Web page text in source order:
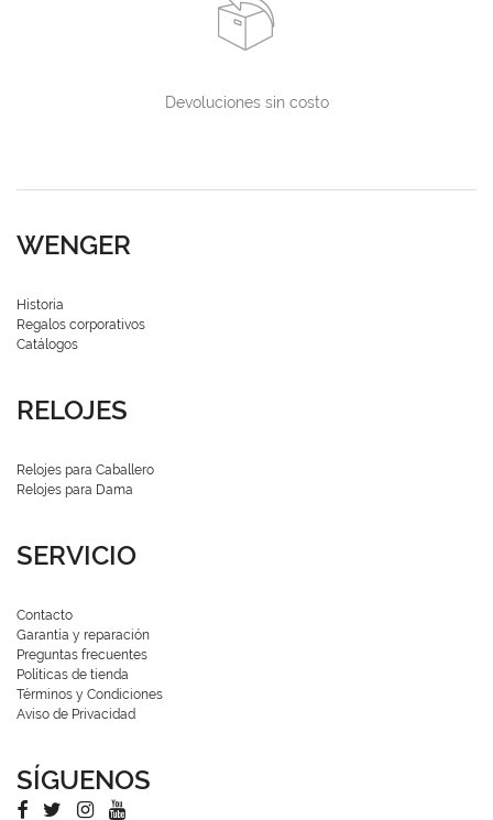
Devoluciones sin costo
WENGER
Historia
Regalos corporativos
Catálogos
RELOJES
Relojes para Caballero
Relojes para Dama
SERVICIO
Contacto
Garantía y reparación
Preguntas frecuentes
Políticas de tienda
Términos y Condiciones
Aviso de Privacidad
SÍGUENOS